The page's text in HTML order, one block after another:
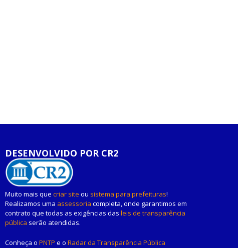
DESENVOLVIDO POR CR2
Muito mais que criar site ou sistema para prefeituras!
Realizamos uma assessoria completa, onde garantimos em
contrato que todas as exigências das leis de transparência
pública serão atendidas.
Conheça o PNTP e o Radar da Transparência Pública